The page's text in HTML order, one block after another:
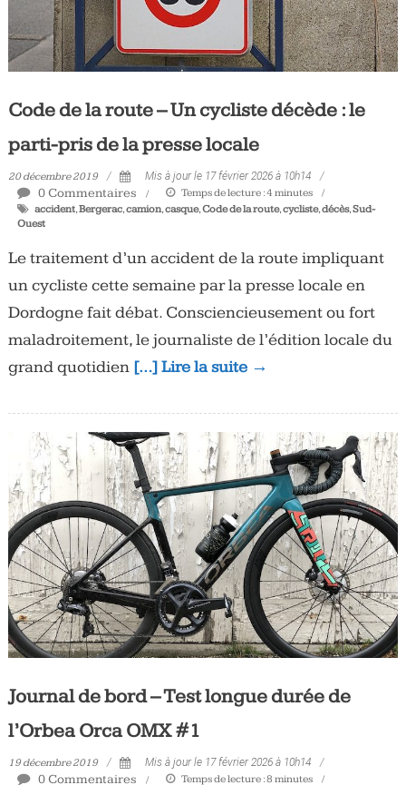
Code de la route – Un cycliste décède : le
parti-pris de la presse locale
20 décembre 2019 Mis à jour le 17 février 2026 à 10h14
0 Commentaires Temps de lecture :4 minutes
accident,Bergerac,camion,casque,Code de la route,cycliste,décès,Sud-
Ouest
Le traitement d’un accident de la route impliquant
un cycliste cette semaine par la presse locale en
Dordogne fait débat. Consciencieusement ou fort
maladroitement, le journaliste de l’édition locale du
grand quotidien […] Lire la suite →
Journal de bord – Test longue durée de
l’Orbea Orca OMX #1
19 décembre 2019 Mis à jour le 17 février 2026 à 10h14
0 Commentaires Temps de lecture :8 minutes